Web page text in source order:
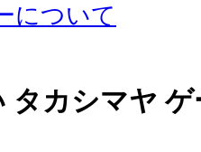
について
タカシマヤ